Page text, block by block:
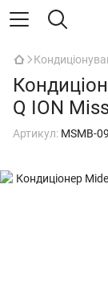
Q ION
Артикул: MSMB-